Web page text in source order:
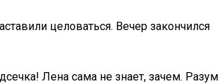
целоваться. Вечер закончился
Лена сама не знает, зачем. Разум